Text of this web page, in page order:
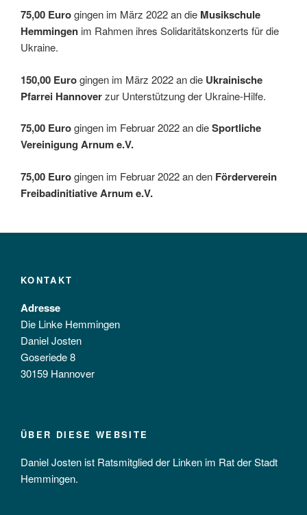
75,00 Eurogingen im März 2022 an die Musikschule
Hemmingen im Rahmen ihres Solidaritätskonzerts für die
Ukraine.
150,00 Eurogingen im März 2022 an die Ukrainische
Pfarrei Hannoverzur Unterstützung der Ukraine-Hilfe.
75,00 Eurogingen im Februar 2022 an dieSportliche
Vereinigung Arnum e.V.
75,00 Eurogingen im Februar 2022 an den Förderverein
Freibadinitiative Arnum e.V.
KONTAKT
Adresse
Die Linke Hemmingen
Daniel Josten
Goseriede 8
30159 Hannover
ÜBER DIESE WEBSITE
Daniel Josten ist Ratsmitglied der Linken im Rat der Stadt
Hemmingen.